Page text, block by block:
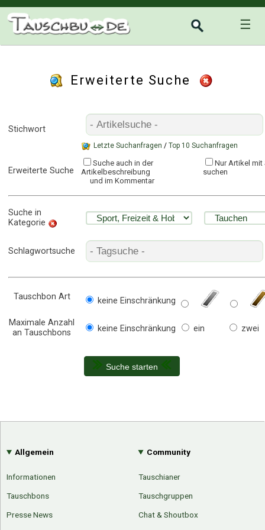
☰
Erweiterte Suche
Stichwort
Letzte Suchanfragen / Top 10 Suchanfragen
Erweiterte Suche
Suche auch in der
Artikelbeschreibung
und im Kommentar
Nur Artikel
suchen
Suche in
Kategorie
Schlagwortsuche
Tauschbon Art keine Einschränkung
Maximale Anzahl
an Tauschbons
keine Einschränkung ein zwei
Suche starten
Allgemein
Informationen
Tauschbons
Presse News
Community
Tauschianer
Tauschgruppen
Chat & Shoutbox